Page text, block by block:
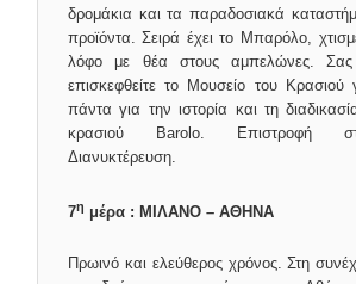
δρομάκια και τα παραδοσιακά
προϊόντα. Σειρά έχει το Μπαρόλο,
λόφο με θέα στους αμπελώνες. Σας
επισκεφθείτε το Μουσείο του Κρασιού
πάντα για την ιστορία και τη
κρασιού Barolo. Επιστροφή
Διανυκτέρευση.
7η μέρα : ΜΙΛΑΝΟ – ΑΘΗΝΑ
Πρωινό και ελεύθερος χρόνος. Στη